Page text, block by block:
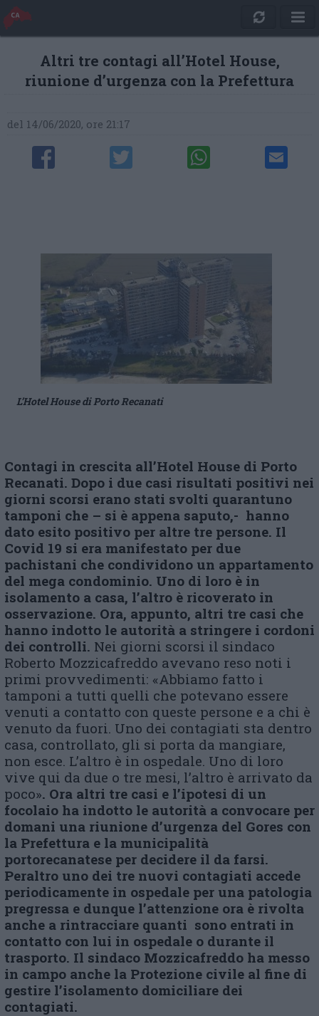
Altri tre contagi all’Hotel House,
riunione d’urgenza con la Prefettura
del 14/06/2020, ore 21:17
L’Hotel House di Porto Recanati
Contagi in crescita all’Hotel House di Porto
Recanati. Dopo i due casi risultati positivi nei
giorni scorsi erano stati svolti quarantuno
tamponi che – si è appena saputo,- hanno
dato esito positivo per altre tre persone. Il
Covid 19 si era manifestato per due
pachistani che condividono un appartamento
del mega condominio. Uno di loro è in
isolamento a casa, l’altro è ricoverato in
osservazione. Ora, appunto, altri tre casi che
hanno indotto le autorità a stringere i cordoni
dei controlli. Nei giorni scorsi il sindaco
Roberto Mozzicafreddo avevano reso noti i
primi provvedimenti: «Abbiamo fatto i
tamponi a tutti quelli che potevano essere
venuti a contatto con queste persone e a chi è
venuto da fuori. Uno dei contagiati sta dentro
casa, controllato, gli si porta da mangiare,
non esce. L’altro è in ospedale. Uno di loro
vive qui da due o tre mesi, l’altro è arrivato da
poco». Ora altri tre casi e l’ipotesi di un
focolaio ha indotto le autorità a convocare per
domani una riunione d’urgenza del Gores con
la Prefettura e la municipalità
portorecanatese per decidere il da farsi.
Peraltro uno dei tre nuovi contagiati accede
periodicamente in ospedale per una patologia
pregressa e dunque l’attenzione ora è rivolta
anche a rintracciare quanti sono entrati in
contatto con lui in ospedale o durante il
trasporto. Il sindaco Mozzicafreddo ha messo
in campo anche la Protezione civile al fine di
gestire l’isolamento domiciliare dei
contagiati.